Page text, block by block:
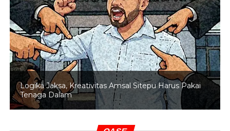
Logika Jaksa, Kreativitas Amsal Sitepu Harus Pakai
Tenaga Dalam